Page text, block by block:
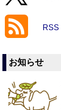
RSS
お知らせ